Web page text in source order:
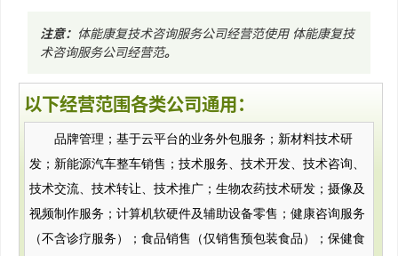
注意： 体能康复技术咨询服务公司经营范使用 体能康复技
术咨询服务公司经营范。
以下经营范围各类公司通用：
品牌管理；基于云平台的业务外包服务；新材料技术研
发；新能源汽车整车销售；技术服务、技术开发、技术咨询、
技术交流、技术转让、技术推广；生物农药技术研发；摄像及
视频制作服务；计算机软硬件及辅助设备零售；健康咨询服务
（不含诊疗服务）；食品销售（仅销售预包装食品）；保健食